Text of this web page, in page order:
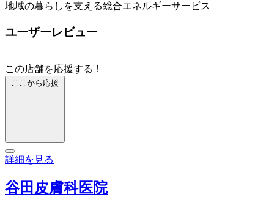
地域の暮らしを支える総合エネルギーサービス
ユーザーレビュー
この店舗を応援する！
ここから応援
詳細を見る
谷田皮膚科医院